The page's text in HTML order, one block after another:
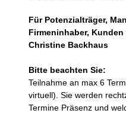
Für Potenzialträger,
Firmeninhaber,
Christine Backhaus
Bitte beachten Sie:
Teilnahme an max 6 Terminen jeweils 120 min (Präsenz und
virtuell). Sie werden
Termine Präsenz und